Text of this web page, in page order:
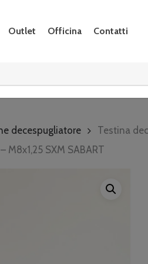
Outlet Officina Contatti
decespugliatore
Testina
M8x1,25 SXM SABART